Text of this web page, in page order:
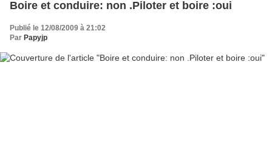
Boire et conduire: non .Piloter et boire :oui
Publié le 12/08/2009 à 21:02
Par Papyjp